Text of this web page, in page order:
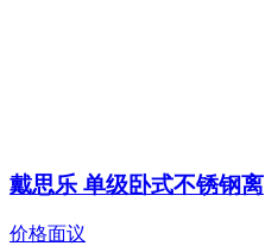
戴思乐 单级卧式不锈钢离
价格面议